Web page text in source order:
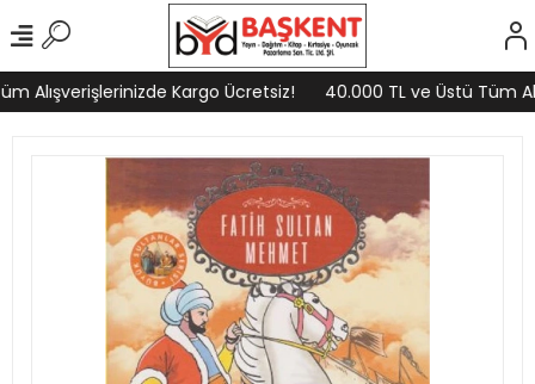
Alışverişlerinizde Kargo Ücretsiz! 40.000 TL ve Üstü Tüm